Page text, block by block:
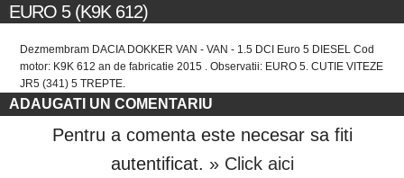
EURO 5 (K9K 612)
Dezmembram DACIA DOKKER VAN - VAN - 1.5 DCI Euro 5 DIESEL Cod
motor: K9K 612 an de fabricatie 2015 . Observatii: EURO 5. CUTIE VITEZE
JR5 (341) 5 TREPTE.
ADAUGATI UN COMENTARIU
Pentru a comenta este necesar sa fiti
autentificat. » Click aici